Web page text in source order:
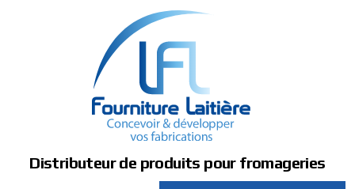
Distributeur de produits pour fromageries
Panneau de gestion des cookies